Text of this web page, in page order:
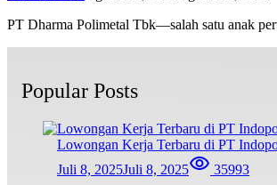
PT Dharma Polimetal Tbk—salah satu anak
Popular Posts
Lowongan Kerja Terbaru di PT
Juli 8, 2025Juli 8, 2025 35993